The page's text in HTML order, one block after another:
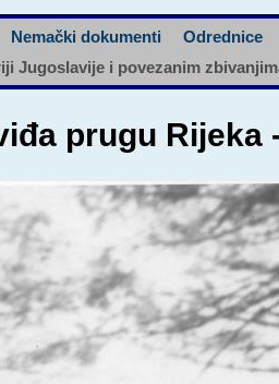
Nemački dokumenti Odrednice
Jugoslavije i povezanim
prugu Rijeka